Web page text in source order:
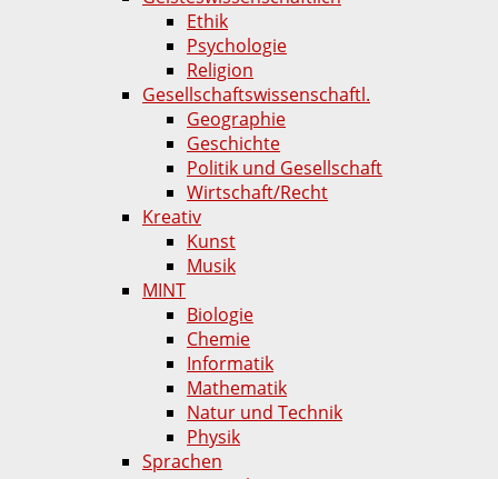
Ethik
Psychologie
Religion
Gesellschaftswissenschaftl.
Geographie
Geschichte
Politik und Gesellschaft
Wirtschaft/Recht
Kreativ
Kunst
Musik
MINT
Biologie
Chemie
Informatik
Mathematik
Natur und Technik
Physik
Sprachen